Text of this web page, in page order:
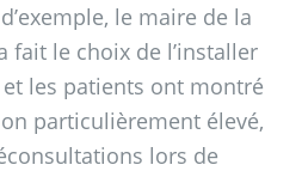
le maire de la
fait le choix de l’installer
les patients ont montré
particulièrement élevé,
lors de